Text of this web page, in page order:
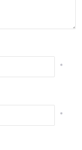
*
*